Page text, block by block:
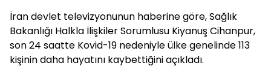
İran devlet televizyonunun haberine göre, Sağlık
Bakanlığı Halkla İlişkiler Sorumlusu Kiyanuş Cihanpur,
son 24 saatte Kovid-19 nedeniyle ülke genelinde 113
kişinin daha hayatını kaybettiğini açıkladı.